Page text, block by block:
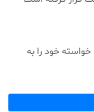
خواسته خود را به